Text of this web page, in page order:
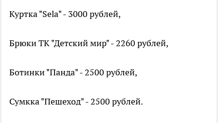
Куртка "Sela" - 3000 рублей,
Брюки ТК "Детский мир" - 2260 рублей,
Ботинки "Панда" - 2500 рублей,
Сумкка "Пешеход" - 2500 рублей.